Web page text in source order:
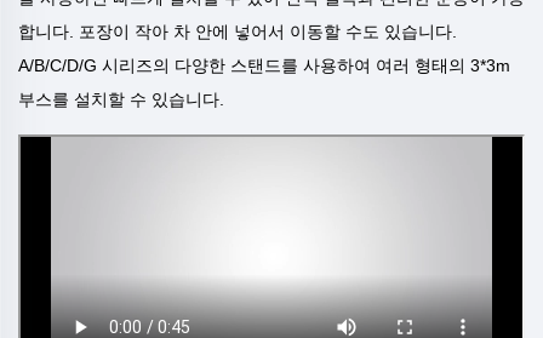
합니다. 포장이 작아 차 안에 넣어서 이동할 수도 있습니다.
A/B/C/D/G 시리즈의 다양한 스탠드를 사용하여 여러 형태의 3*3m
부스를 설치할 수 있습니다.